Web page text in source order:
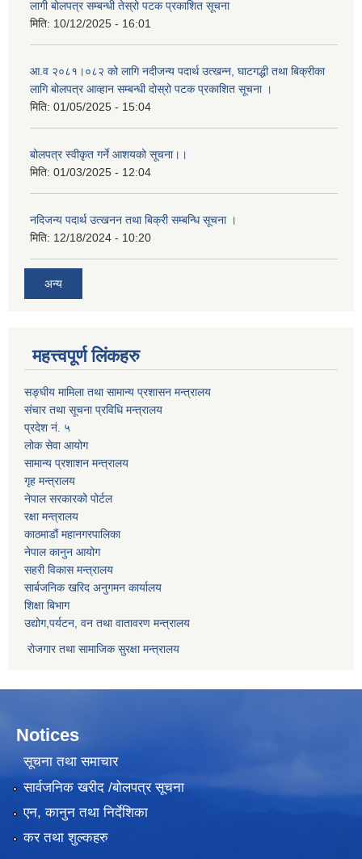
लागी बोलपत्र सम्बन्धी तेस्रो पटक प्रकाशित सूचना
मिति: 10/12/2025 - 16:01
आ.व २०८१।०८२ को लागि नदीजन्य पदार्थ उत्खन्न, घाटगद्धी तथा बिक्रीका
लागि बोलपत्र आव्हान सम्बन्धी दोस्रो पटक प्रकाशित सूचना ।
मिति: 01/05/2025 - 15:04
बोलपत्र स्वीकृत गर्ने आशयको सूचना।।
मिति: 01/03/2025 - 12:04
नदिजन्य पदार्थ उत्खनन तथा बिक्री सम्बन्धि सूचना ।
मिति: 12/18/2024 - 10:20
अन्य
महत्त्वपूर्ण लिंकहरु
सङ्घीय मामिला तथा सामान्य प्रशासन मन्त्रालय
संचार तथा सूचना प्रविधि मन्त्रालय
प्रदेश नं. ५
लोक सेवा आयोग
सामान्य प्रशाशन मन्त्रालय
गृह मन्त्रालय
नेपाल सरकारको पोर्टल
रक्षा मन्त्रालय
काठमाडौं महानगरपालिका
नेपाल कानुन आयोग
सहरी विकास मन्त्रालय
सार्बजनिक खरिद अनुगमन कार्यालय
शिक्षा बिभाग
उद्योग,पर्यटन, वन तथा वातावरण मन्त्रालय
रोजगार तथा सामाजिक सुरक्षा मन्त्रालय
Notices
सूचना तथा समाचार
सार्वजनिक खरीद /बोलपत्र सूचना
एन, कानुन तथा निर्देशिका
कर तथा शुल्कहरु